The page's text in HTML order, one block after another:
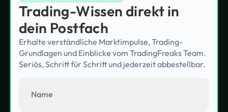
Trading-Wissen direkt in
dein Postfach
Erhalte verständliche Marktimpulse, Trading-
Grundlagen und Einblicke vom TradingFreaks Team.
Seriös, Schritt für Schritt und jederzeit abbestellbar.